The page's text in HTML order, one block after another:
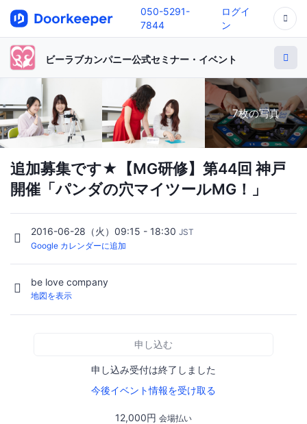
050-5291-
7844
ログイ
ン
ビーラブカンパニー公式セミナー・イベント
7枚の写真
追加募集です★【MG研修】第44回 神戸
開催「パンダの穴マイツールMG！」
2016-06-28（火）09:15 - 18:30 JST
Google カレンダーに追加
be love company
地図を表示
申し込む
申し込み受付は終了しました
今後イベント情報を受け取る
12,000円 会場払い